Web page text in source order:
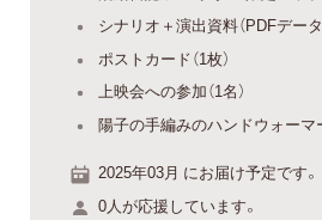
シナリオ＋演出資料（PDFデータ
ポストカード（1枚）
上映会への参加（1名）
陽子の手編みのハンドウォーマー
2025年03月 にお届け予定です。
0人が応援しています。